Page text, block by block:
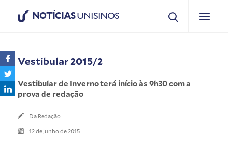
NOTÍCIASUNISINOS
Vestibular 2015/2
Vestibular de Inverno terá início às 9h30 com a
prova de redação
Da Redação
12 de junho de 2015